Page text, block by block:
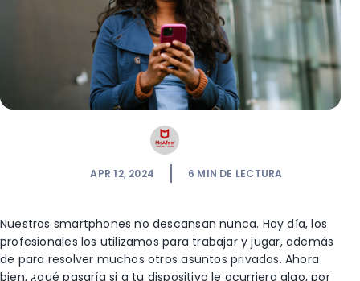
APR 12, 2024 6 MIN DE LECTURA
Nuestros smartphones no descansan nunca. Hoy día, los
profesionales los utilizamos para trabajar y jugar, además
de para resolver muchos otros asuntos privados. Ahora
bien, ¿qué pasaría si a tu dispositivo le ocurriera algo, por